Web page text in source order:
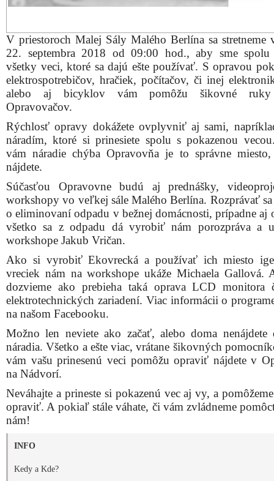
V priestoroch Malej Sály Malého Berlína sa stretneme
22. septembra 2018 od 09:00 hod., aby sme
všetky veci, ktoré sa dajú ešte používať. S opravou
elektrospotrebičov, hračiek, počítačov, či inej
alebo aj bicyklov vám pomôžu šikovné ruky
Opravovačov.
Rýchlosť opravy dokážete ovplyvniť aj sami,
náradím, ktoré si prinesiete spolu s pokazenou
vám náradie chýba Opravovňa je to správne
nájdete.
Súčasťou Opravovne budú aj prednášky,
workshopy vo veľkej sále Malého Berlína. Rozprávať sa
o eliminovaní odpadu v bežnej domácnosti, prípadne aj
všetko sa z odpadu dá vyrobiť nám porozpráva a
workshope Jakub Vričan.
Ako si vyrobiť Ekovrecká a používať ich miesto
vreciek nám na workshope ukáže Michaela Gallová.
dozvieme ako prebieha taká oprava LCD monitora
elektrotechnických zariadení. Viac informácii o
na našom Facebooku.
Možno len neviete ako začať, alebo doma nenájdete
náradia. Všetko a ešte viac, vrátane šikovných
vám vašu prinesenú veci pomôžu opraviť nájdete v
na Nádvorí.
Neváhajte a prineste si pokazenú vec aj vy, a
opraviť. A pokiaľ stále váhate, či vám zvládneme
nám!
INFO
Kedy a Kde?